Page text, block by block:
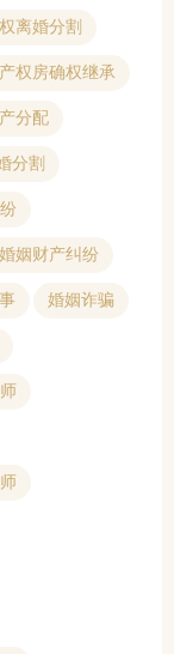
离婚分割
权房确权继承
分配
分割
姻财产纠纷
婚姻诈骗